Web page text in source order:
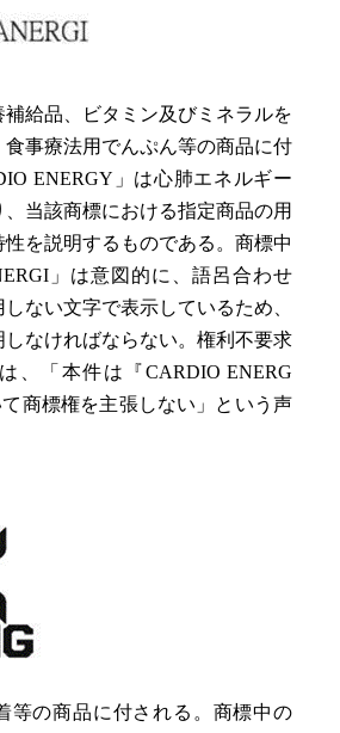
補給品、ビタミン及びミネラルを
事療法用でんぷん等の商品に付
ENERGY」は心肺エネルギー
当該商標における指定商品の用
を説明するものである。商標中
」は意図的に、語呂合わせ
ない文字で表示しているため、
なければならない。権利不要求
、「本件は『CARDIO ENERG
商標権を主張しない」という声
等の商品に付される。商標中の